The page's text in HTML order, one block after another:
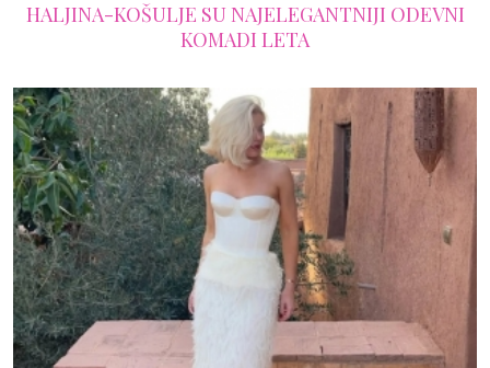
HALJINA-KOŠULJE SU NAJELEGANTNIJI ODEVNI
KOMADI LETA